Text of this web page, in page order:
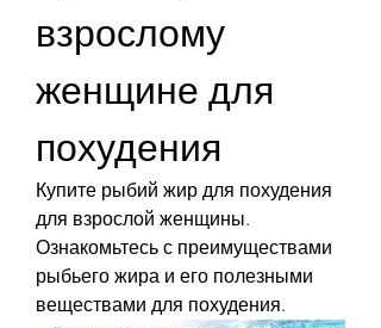
взрослому
женщине для
похудения
Купите рыбий жир для похудения
для взрослой женщины.
Ознакомьтесь с преимуществами
рыбьего жира и его полезными
веществами для похудения.